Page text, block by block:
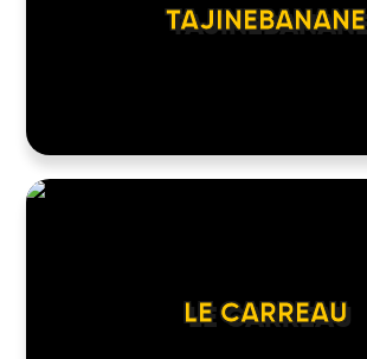
LE CARREAU
TAJINEBANANE